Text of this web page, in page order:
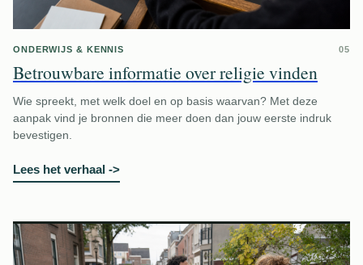
ONDERWIJS & KENNIS 05
Betrouwbare informatie over religie vinden
Wie spreekt, met welk doel en op basis waarvan? Met deze
aanpak vind je bronnen die meer doen dan jouw eerste indruk
bevestigen.
Lees het verhaal ->